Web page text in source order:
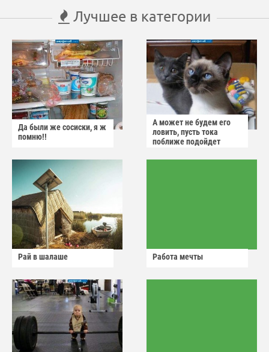
Лучшее в категории
Да были же сосиски, я ж
помню!!
А может не будем его
ловить, пусть тока
поближе подойдет
Рай в шалаше Работа мечты